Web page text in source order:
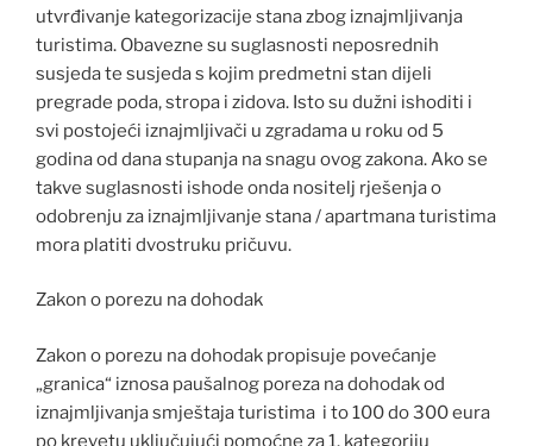
utvrđivanje kategorizacije stana zbog iznajmljivanja
turistima. Obavezne su suglasnosti neposrednih
susjeda te susjeda s kojim predmetni stan dijeli
pregrade poda, stropa i zidova. Isto su dužni ishoditi i
svi postojeći iznajmljivači u zgradama u roku od 5
godina od dana stupanja na snagu ovog zakona. Ako se
takve suglasnosti ishode onda nositelj rješenja o
odobrenju za iznajmljivanje stana / apartmana turistima
mora platiti dvostruku pričuvu.
Zakon o porezu na dohodak
Zakon o porezu na dohodak propisuje povećanje
„granica“ iznosa paušalnog poreza na dohodak od
iznajmljivanja smještaja turistima i to 100 do 300 eura
po krevetu uključujući pomoćne za 1. kategoriju